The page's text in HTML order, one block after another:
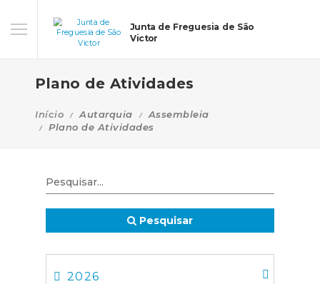
Junta de Freguesia de São
Victor
Plano de Atividades
Início Autarquia
Assembleia
Plano de Atividades
Pesquisar
2026